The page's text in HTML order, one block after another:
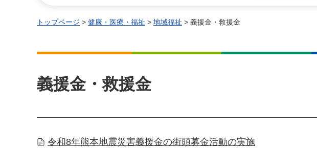
トップページ > 健康・医療・福祉 > 地域福祉 > 義援金・救援金
義援金・救援金
令和8年熊本地震災害義援金の街頭募金活動の実施